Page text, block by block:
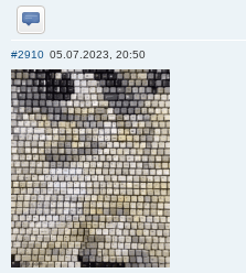
Отправить личное сообщение
#2910 05.07.2023, 20:50